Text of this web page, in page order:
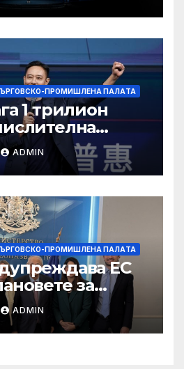
ПРОМИШЛЕНА ПАЛAТА
1 трилион
екосистемата
ADMIN
ПРОМИШЛЕНА ПАЛAТА
ЕС
за
китайски
ADMIN